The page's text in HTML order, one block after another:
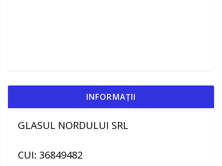
INFORMAȚII
GLASUL NORDULUI SRL
CUI: 36849482